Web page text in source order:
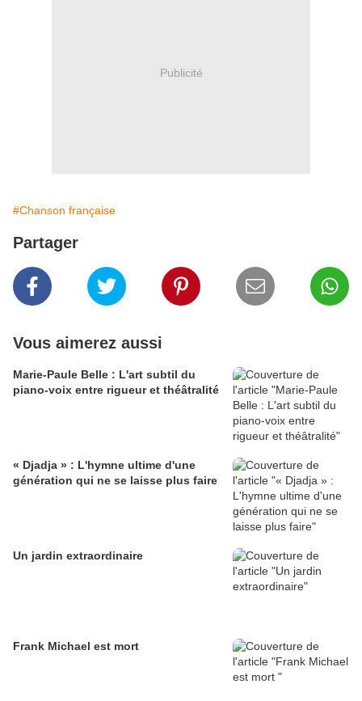
Publicité
#Chanson française
Partager
Vous aimerez aussi
Marie-Paule Belle : L'art subtil du
piano-voix entre rigueur et théâtralité
​« Djadja » : L'hymne ultime d'une
génération qui ne se laisse plus faire
Un jardin extraordinaire
Frank Michael est mort